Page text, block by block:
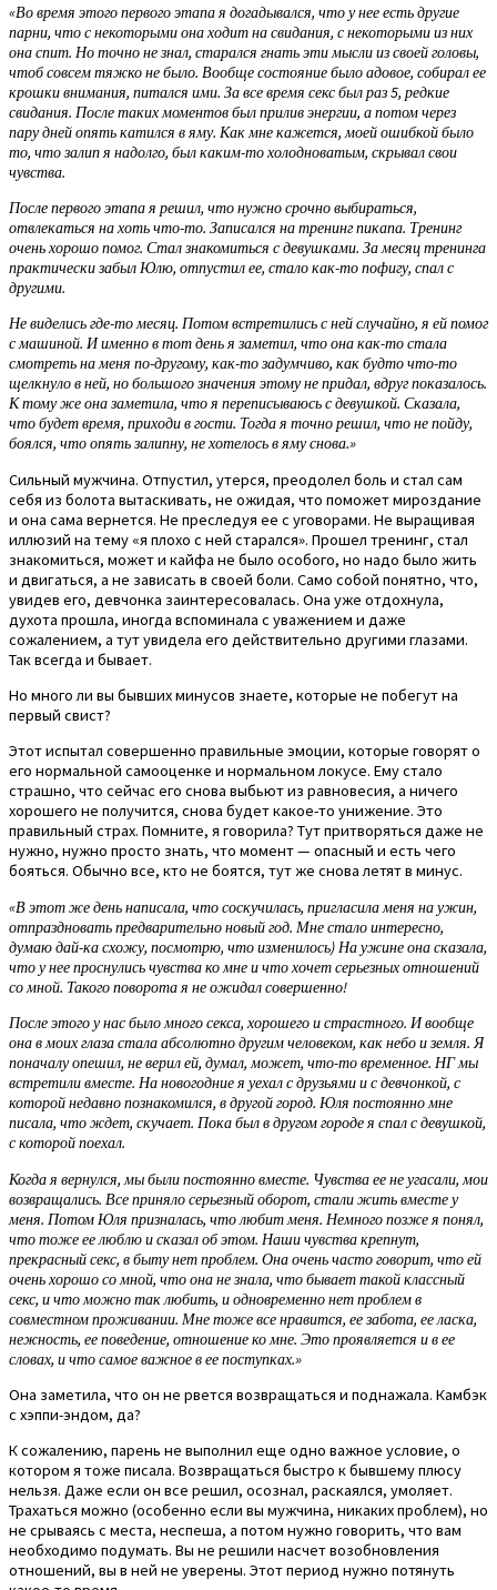
«Во время этого первого этапа я догадывался, что у нее есть другие
парни, что с некоторыми она ходит на свидания, с некоторыми из них
она спит. Но точно не знал, старался гнать эти мысли из своей головы,
чтоб совсем тяжко не было. Вообще состояние было адовое, собирал ее
крошки внимания, питался ими. За все время секс был раз 5, редкие
свидания. После таких моментов был прилив энергии, а потом через
пару дней опять катился в яму. Как мне кажется, моей ошибкой было
то, что залип я надолго, был каким-то холодноватым, скрывал свои
чувства.
После первого этапа я решил, что нужно срочно выбираться,
отвлекаться на хоть что-то. Записался на тренинг пикапа. Тренинг
очень хорошо помог. Стал знакомиться с девушками. За месяц тренинга
практически забыл Юлю, отпустил ее, стало как-то пофигу, спал с
другими.
Не виделись где-то месяц. Потом встретились с ней случайно, я ей помог
с машиной. И именно в тот день я заметил, что она как-то стала
смотреть на меня по-другому, как-то задумчиво, как будто что-то
щелкнуло в ней, но большого значения этому не придал, вдруг показалось.
К тому же она заметила, что я переписываюсь с девушкой. Сказала,
что будет время, приходи в гости. Тогда я точно решил, что не пойду,
боялся, что опять залипну, не хотелось в яму снова.»
Сильный мужчина. Отпустил, утерся, преодолел боль и стал сам
себя из болота вытаскивать, не ожидая, что поможет мироздание
и она сама вернется. Не преследуя ее с уговорами. Не выращивая
иллюзий на тему «я плохо с ней старался». Прошел тренинг, стал
знакомиться, может и кайфа не было особого, но надо было жить
и двигаться, а не зависать в своей боли. Само собой понятно, что,
увидев его, девчонка заинтересовалась. Она уже отдохнула,
духота прошла, иногда вспоминала с уважением и даже
сожалением, а тут увидела его действительно другими глазами.
Так всегда и бывает.
Но много ли вы бывших минусов знаете, которые не побегут на
первый свист?
Этот испытал совершенно правильные эмоции, которые говорят о
его нормальной самооценке и нормальном локусе. Ему стало
страшно, что сейчас его снова выбьют из равновесия, а ничего
хорошего не получится, снова будет какое-то унижение. Это
правильный страх. Помните, я говорила? Тут притворяться даже не
нужно, нужно просто знать, что момент — опасный и есть чего
бояться. Обычно все, кто не боятся, тут же снова летят в минус.
«В этот же день написала, что соскучилась, пригласила меня на ужин,
отпраздновать предварительно новый год. Мне стало интересно,
думаю дай-ка схожу, посмотрю, что изменилось) На ужине она сказала,
что у нее проснулись чувства ко мне и что хочет серьезных отношений
со мной. Такого поворота я не ожидал совершенно!
После этого у нас было много секса, хорошего и страстного. И вообще
она в моих глаза стала абсолютно другим человеком, как небо и земля. Я
поначалу опешил, не верил ей, думал, может, что-то временное. НГ мы
встретили вместе. На новогодние я уехал с друзьями и с девчонкой, с
которой недавно познакомился, в другой город. Юля постоянно мне
писала, что ждет, скучает. Пока был в другом городе я спал с девушкой,
с которой поехал.
Когда я вернулся, мы были постоянно вместе. Чувства ее не угасали, мои
возвращались. Все приняло серьезный оборот, стали жить вместе у
меня. Потом Юля призналась, что любит меня. Немного позже я понял,
что тоже ее люблю и сказал об этом. Наши чувства крепнут,
прекрасный секс, в быту нет проблем. Она очень часто говорит, что ей
очень хорошо со мной, что она не знала, что бывает такой классный
секс, и что можно так любить, и одновременно нет проблем в
совместном проживании. Мне тоже все нравится, ее забота, ее ласка,
нежность, ее поведение, отношение ко мне. Это проявляется и в ее
словах, и что самое важное в ее поступках.»
Она заметила, что он не рвется возвращаться и поднажала. Камбэк
с хэппи-эндом, да?
К сожалению, парень не выполнил еще одно важное условие, о
котором я тоже писала. Возвращаться быстро к бывшему плюсу
нельзя. Даже если он все решил, осознал, раскаялся, умоляет.
Трахаться можно (особенно если вы мужчина, никаких проблем), но
не срываясь с места, неспеша, а потом нужно говорить, что вам
необходимо подумать. Вы не решили насчет возобновления
отношений, вы в ней не уверены. Этот период нужно потянуть